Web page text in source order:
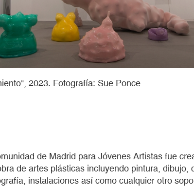
2023. Fotografía: Sue Ponce
de Madrid para Jóvenes Artistas fue
de artes plásticas incluyendo pintura, dibujo,
instalaciones así como cualquier otro